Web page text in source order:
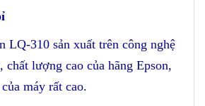
LQ-310 sản xuất trên công nghệ
lượng cao của hãng Epson,
máy rất cao.